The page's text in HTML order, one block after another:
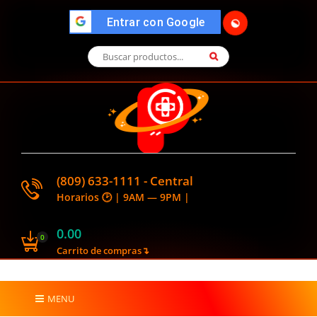
Entrar con Google 🌓
(809) 633-1111 - Central
Horarios 🕑 | 9AM — 9PM |
0 0.00
Carrito de compras↴
MENU